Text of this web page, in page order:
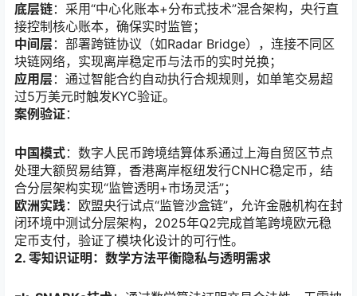
底层链：采用“中心化账本+分布式技术”混合架构，央行直
接控制核心账本，确保实时监管；
中间层：部署跨链协议（如Radar Bridge），连接不同区
块链网络，实现离岸稳定币与法币的实时兑换；
应用层：通过智能合约自动执行合规规则，如单笔交易超
过5万美元时触发KYC验证。
案例验证：
中国模式：数字人民币跨境结算体系通过上海自贸区节点
处理大额贸易结算，香港离岸枢纽发行CNHC稳定币，结
合分层架构实现“监管透明+市场灵活”；
欧洲实践：欧盟央行试点“监管沙盒链”，允许金融机构在封
闭环境中测试分层架构，2025年Q2完成首笔跨境欧元稳
定币支付，验证了模块化设计的可行性。
2. 零知识证明：数学方法平衡隐私与透明需求